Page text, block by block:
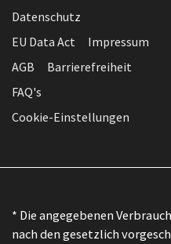
Datenschutz
EU Data Act
Impressum
AGB
Barrierefreiheit
FAQ's
Cookie-Einstellungen
* Die angegebenen
nach den gesetzlich